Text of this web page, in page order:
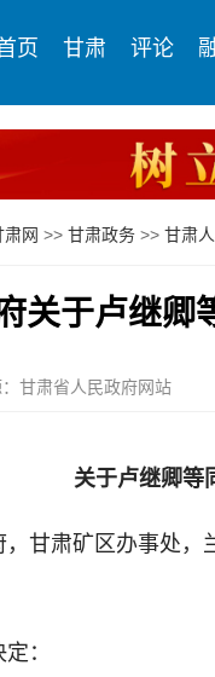
页 甘肃 评论
肃网 >> 甘肃政务 >> 甘肃
关于卢继卿
甘肃省人民政府网站
关于卢继卿等
甘肃矿区办事处
：